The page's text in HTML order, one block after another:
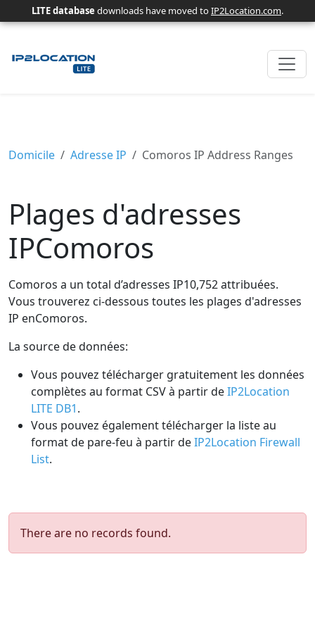
LITE database downloads have moved toIP2Location.com.
Domicile Adresse IP Comoros IP Address Ranges
Plages d'adresses
IPComoros
Comoros a un total d’adresses IP10,752 attribuées.
Vous trouverez ci-dessous toutes les plages d'adresses
IP enComoros.
La source de données:
Vous pouvez télécharger gratuitement les données
complètes au format CSV à partir deIP2Location
LITE DB1.
Vous pouvez également télécharger la liste au
format de pare-feu à partir deIP2Location Firewall
List.
There are no records found.